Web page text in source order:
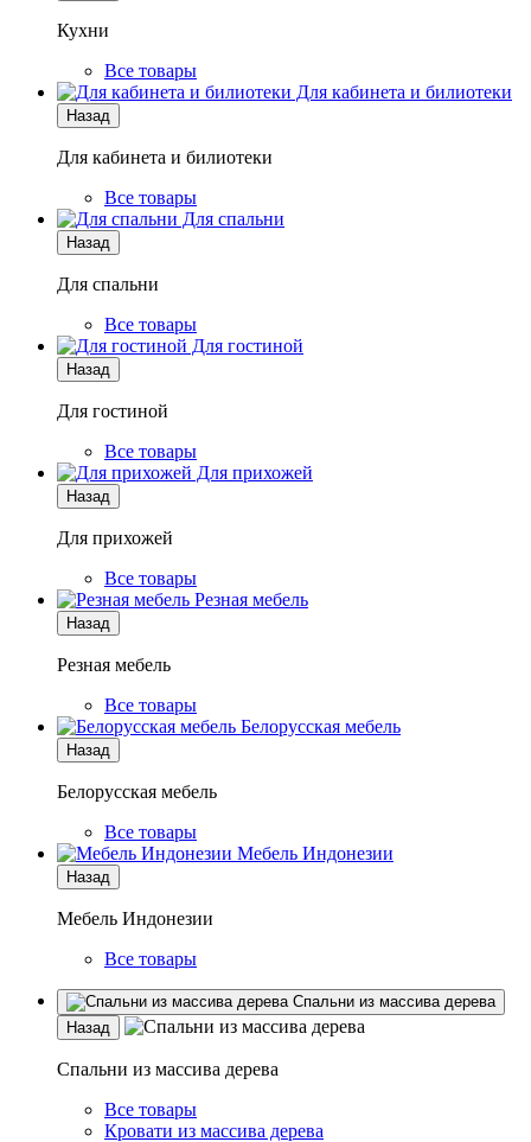
Кухни
Все товары
Для кабинета и билиотеки
Назад
Для кабинета и билиотеки
Все товары
Для спальни
Назад
Для спальни
Все товары
Для гостиной
Назад
Для гостиной
Все товары
Для прихожей
Назад
Для прихожей
Все товары
Резная мебель
Назад
Резная мебель
Все товары
Белорусская мебель
Назад
Белорусская мебель
Все товары
Мебель Индонезии
Назад
Мебель Индонезии
Все товары
Спальни из массива дерева
Назад
Спальни из массива дерева
Все товары
Кровати из массива дерева